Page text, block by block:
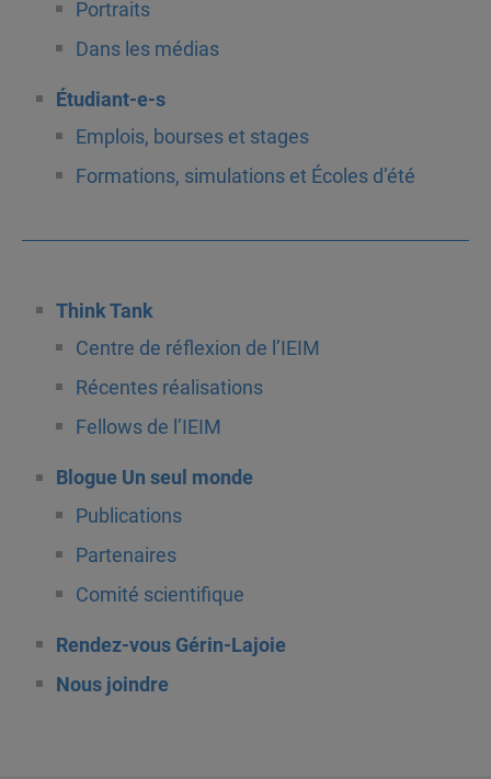
Portraits
Dans les médias
Étudiant-e-s
Emplois, bourses et stages
Formations, simulations et Écoles d’été
Think Tank
Centre de réflexion de l’IEIM
Récentes réalisations
Fellows de l’IEIM
Blogue Un seul monde
Publications
Partenaires
Comité scientifique
Rendez-vous Gérin-Lajoie
Nous joindre